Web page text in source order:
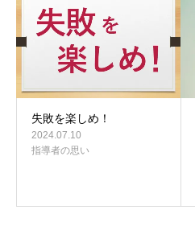
失敗を楽しめ！
2024.07.10
指導者の思い